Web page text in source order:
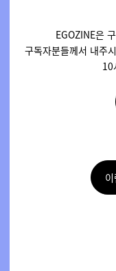
EGOZINE은
구독자분들께서 내주
10